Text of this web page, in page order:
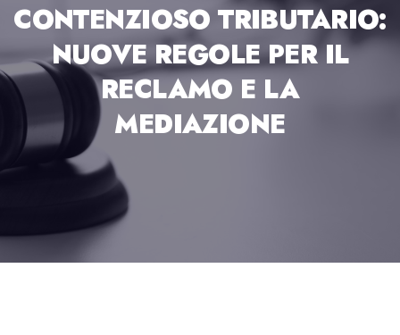
CONTENZIOSO TRIBUTARIO:
NUOVE REGOLE PER IL
RECLAMO E LA
MEDIAZIONE